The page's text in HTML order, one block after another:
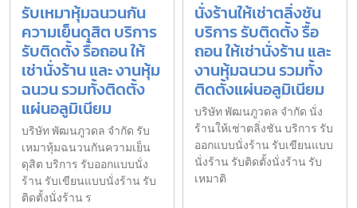
รับเหมาหุ้มฉนวนกัน
ความเย็นดุสิต บริการ
รับติดตั้ง รื้อถอน ให้
เช่านั่งร้าน และ งานหุ้ม
ฉนวน รวมทั้งติดตั้ง
แผ่นอลูมิเนียม
บริษัท พัฒนภูวดล จำกัด รับ
เหมาหุ้มฉนวนกันความเย็น
ดุสิต บริการ รับออกแบบนั่ง
ร้าน รับเขียนแบบนั่งร้าน รับ
ติดตั้งนั่งร้าน ร
นั่งร้านให้เช่าตลิ่งชัน
บริการ รับติดตั้ง รื้อ
ถอน ให้เช่านั่งร้าน และ
งานหุ้มฉนวน รวมทั้ง
ติดตั้งแผ่นอลูมิเนียม
บริษัท พัฒนภูวดล จำกัด นั่ง
ร้านให้เช่าตลิ่งชัน บริการ รับ
ออกแบบนั่งร้าน รับเขียนแบบ
นั่งร้าน รับติดตั้งนั่งร้าน รับ
เหมาติ